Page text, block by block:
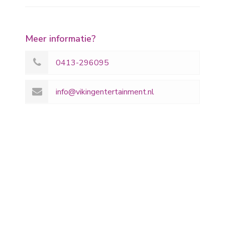
Meer informatie?
0413-296095
info@vikingentertainment.nl